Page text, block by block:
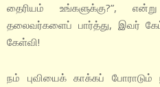
தைரியம் உங்களுக்கு?”,
தலைவர்களைப் பார்த்து, இவர்
கேள்வி!
நம் புவியைக் காக்கப் போராடும்